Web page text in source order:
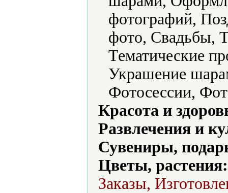
фотографий,
фото, Свадьбы,
Тематические
Украшение
Фотосессии,
Красота и
Развлечения и
Сувениры,
Цветы, растения:
Заказы,